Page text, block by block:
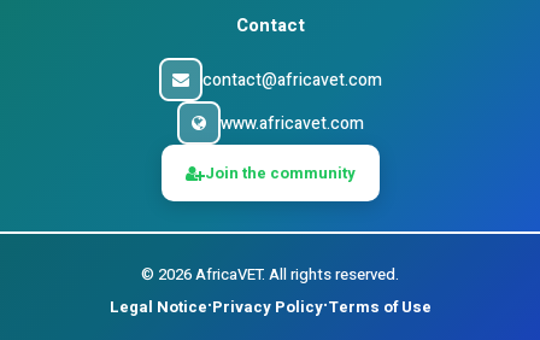
Contact
contact@africavet.com
www.africavet.com
Join the community
© 2026AfricaVET. All rights reserved.
Legal Notice•Privacy Policy•Terms of Use